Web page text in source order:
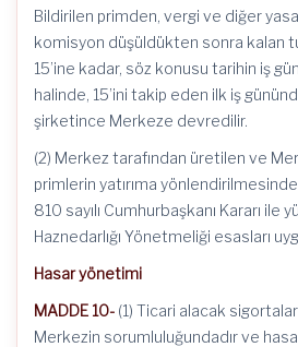
Bildirilen primden, vergi ve diğer
komisyon düşüldükten sonra kalan
15’ine kadar, söz konusu tarihin iş
halinde, 15’ini takip eden ilk iş
şirketince Merkeze devredilir.
(2) Merkez tarafından üretilen ve
primlerin yatırıma
810 sayılı Cumhurbaşkanı Kararı ile
Haznedarlığı Yönetmeliği esasları
Hasar yönetimi
MADDE 10- (1) Ticari alacak
Merkezin sorumluluğundadır ve